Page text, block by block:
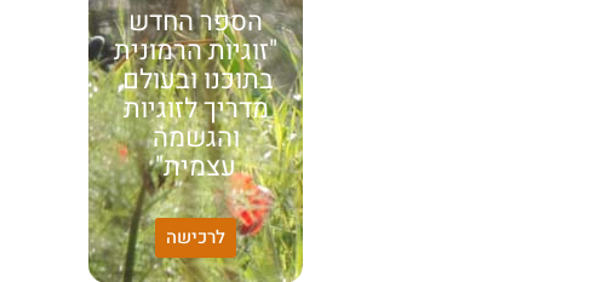
הספר החדש
"זוגיות הרמונית
בתוכנו ובעולם,
מדריך לזוגיות
והגשמה
עצמית"
לרכישההאמונה שלי:
שונות היא שפע של אפשרויות,